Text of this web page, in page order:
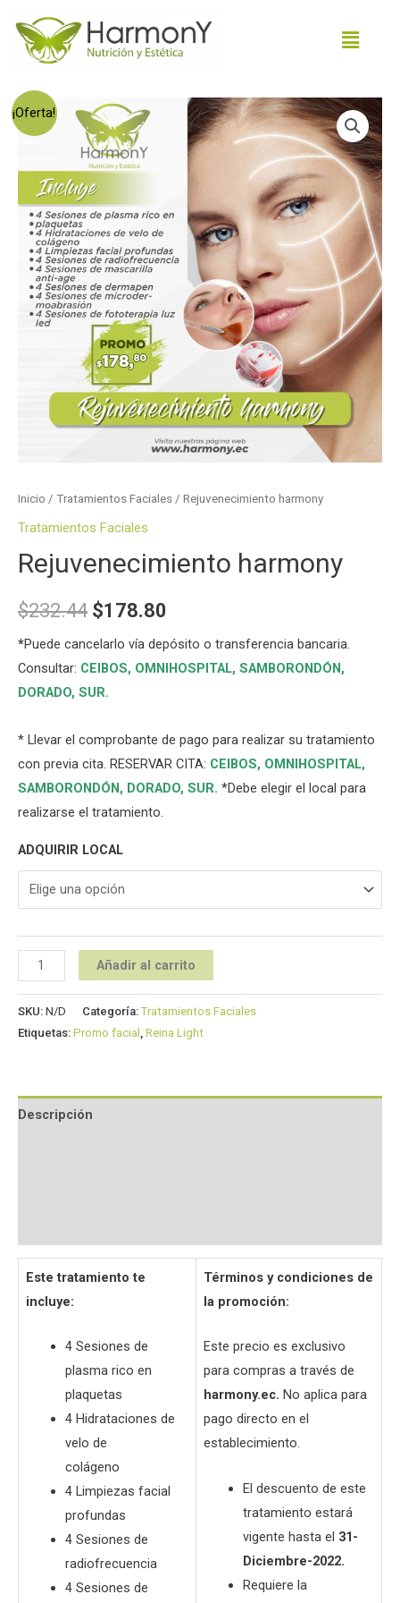
¡Oferta!
Inicio / Tratamientos Faciales / Rejuvenecimiento harmony
Tratamientos Faciales
Rejuvenecimiento harmony
$232.44 $178.80
*Puede cancelarlo vía depósito o transferencia bancaria.
Consultar: CEIBOS, OMNIHOSPITAL, SAMBORONDÓN,
DORADO, SUR.
* Llevar el comprobante de pago para realizar su tratamiento
con previa cita. RESERVAR CITA: CEIBOS, OMNIHOSPITAL,
SAMBORONDÓN, DORADO, SUR. *Debe elegir el local para
realizarse el tratamiento.
ADQUIRIR LOCAL
Añadir al carrito
SKU: N/D Categoría:Tratamientos Faciales
Etiquetas: Promo facial Reina Light
Descripción
Este tratamiento te
incluye:
4 Sesiones de
plasma rico en
plaquetas
4 Hidrataciones de
velo de
colágeno
4 Limpiezas facial
profundas
4 Sesiones de
radiofrecuencia
4 Sesiones de
Términos y condiciones de
la promoción:
Este precio es exclusivo
para compras a través de
harmony.ec. No aplica para
pago directo en el
establecimiento.
El descuento de este
tratamiento estará
vigente hasta el 31-
Diciembre-2022.
Requiere la